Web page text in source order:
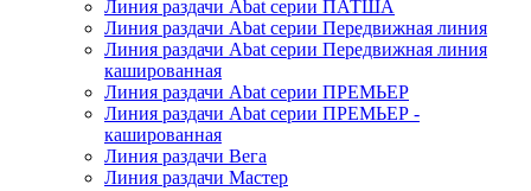
Линия раздачи Abat серии ПАТША
Линия раздачи Abat серии Передвижная линия
Линия раздачи Abat серии Передвижная линия
кашированная
Линия раздачи Abat серии ПРЕМЬЕР
Линия раздачи Abat серии ПРЕМЬЕР -
кашированная
Линия раздачи Вега
Линия раздачи Мастер